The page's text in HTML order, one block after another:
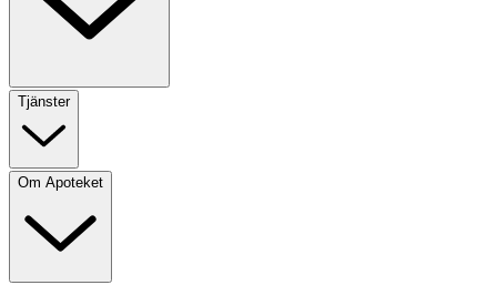
Tjänster
Om Apoteket